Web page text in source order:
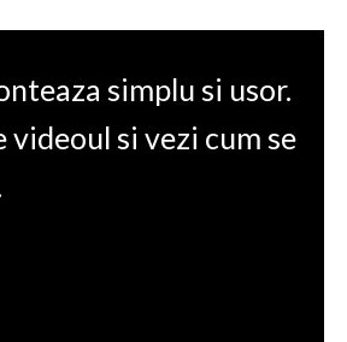
simplu si usor.
videoul si vezi cum se